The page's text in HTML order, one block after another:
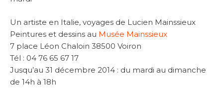
Un artiste en Italie, voyages de Lucien Mainssieux
Peintures et dessins au Musée Mainssieux
7 place Léon Chaloin 38500 Voiron
Tél : 04 76 65 67 17
Jusqu’au 31 décembre 2014 : du mardi au dimanche
de 14h à 18h